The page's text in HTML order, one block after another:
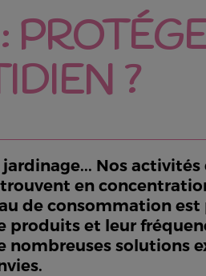
?
Nos
en
de consommation
produits et leur
nombreuses solutions